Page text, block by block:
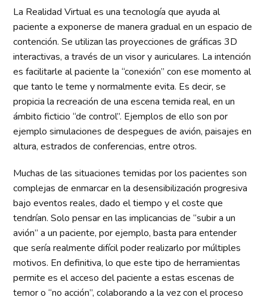
La Realidad Virtual es una tecnología que ayuda al
paciente a exponerse de manera gradual en un espacio de
contención. Se utilizan las proyecciones de gráficas 3D
interactivas, a través de un visor y auriculares. La intención
es facilitarle al paciente la “conexión” con ese momento al
que tanto le teme y normalmente evita. Es decir, se
propicia la recreación de una escena temida real, en un
ámbito ficticio “de control”. Ejemplos de ello son por
ejemplo simulaciones de despegues de avión, paisajes en
altura, estrados de conferencias, entre otros.
Muchas de las situaciones temidas por los pacientes son
complejas de enmarcar en la desensibilización progresiva
bajo eventos reales, dado el tiempo y el coste que
tendrían. Solo pensar en las implicancias de “subir a un
avión” a un paciente, por ejemplo, basta para entender
que sería realmente difícil poder realizarlo por múltiples
motivos. En definitiva, lo que este tipo de herramientas
permite es el acceso del paciente a estas escenas de
temor o “no acción”, colaborando a la vez con el proceso